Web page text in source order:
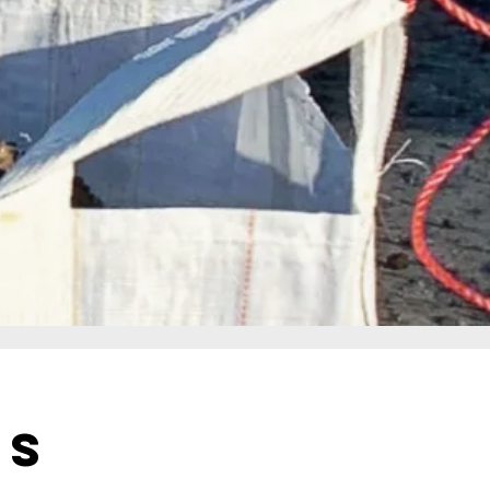
d’aménagement extérieur.
de jardinage. La terre végétale enrichie est le meilleur complément pour vos plantes. Vous aurez ainsi un magnifique jardin fleuri ou un potager bien fourni,
gérons votre commande de A à Z, car chez Pépinière Peyrolles, rien n’est laissé au hasard.